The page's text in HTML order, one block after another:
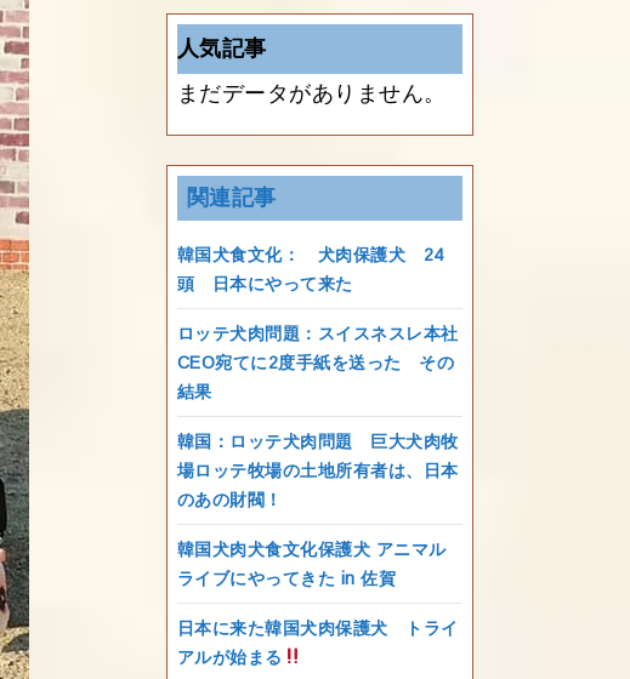
人気記事
まだデータがありません。
関連記事
韓国犬食文化： 犬肉保護犬 24
頭 日本にやって来た
ロッテ犬肉問題：スイスネスレ本社
CEO宛てに2度手紙を送った その
結果
韓国：ロッテ犬肉問題 巨大犬肉牧
場ロッテ牧場の土地所有者は、日本
のあの財閥！
韓国犬肉犬食文化保護犬 アニマル
ライブにやってきた in 佐賀
日本に来た韓国犬肉保護犬 トライ
アルが始まる